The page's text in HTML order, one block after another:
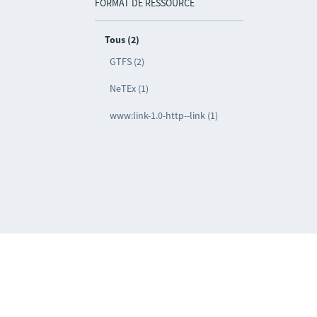
FORMAT DE RESSOURCE
Tous (2)
GTFS (2)
NeTEx (1)
www:link-1.0-http--link (1)